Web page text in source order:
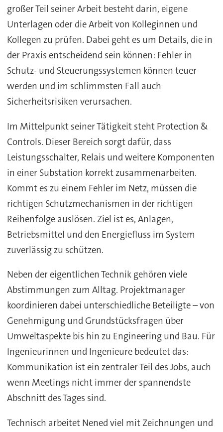
großer Teil seiner Arbeit besteht darin, eigene
Unterlagen oder die Arbeit von Kolleginnen und
Kollegen zu prüfen. Dabei geht es um Details, die in
der Praxis entscheidend sein können: Fehler in
Schutz- und Steuerungssystemen können teuer
werden und im schlimmsten Fall auch
Sicherheitsrisiken verursachen.
Im Mittelpunkt seiner Tätigkeit steht Protection &
Controls. Dieser Bereich sorgt dafür, dass
Leistungsschalter, Relais und weitere Komponenten
in einer Substation korrekt zusammenarbeiten.
Kommt es zu einem Fehler im Netz, müssen die
richtigen Schutzmechanismen in der richtigen
Reihenfolge auslösen. Ziel ist es, Anlagen,
Betriebsmittel und den Energiefluss im System
zuverlässig zu schützen.
Neben der eigentlichen Technik gehören viele
Abstimmungen zum Alltag. Projektmanager
koordinieren dabei unterschiedliche Beteiligte – von
Genehmigung und Grundstücksfragen über
Umweltaspekte bis hin zu Engineering und Bau. Für
Ingenieurinnen und Ingenieure bedeutet das:
Kommunikation ist ein zentraler Teil des Jobs, auch
wenn Meetings nicht immer der spannendste
Abschnitt des Tages sind.
Technisch arbeitet Nened viel mit Zeichnungen und